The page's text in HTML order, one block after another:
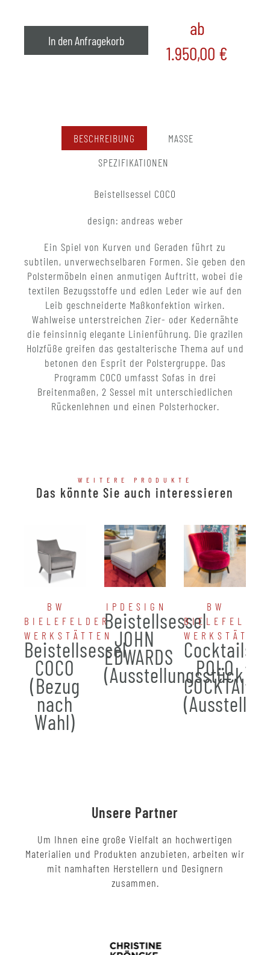
In den Anfragekorb
ab
1.950,00 €
BESCHREIBUNG
MASSE
SPEZIFIKATIONEN
Beistellsessel COCO
design: andreas weber
Ein Spiel von Kurven und Geraden führt zu
subtilen, unverwechselbaren Formen. Sie geben den
Polstermöbeln einen anmutigen Auftritt, wobei die
textilen Bezugsstoffe und edlen Leder wie auf den
Leib geschneiderte Maßkonfektion wirken.
Wahlweise unterstreichen Zier- oder Kedernähte
die feinsinnig elegante Linienführung. Die grazilen
Holzfüße greifen das gestalterische Thema auf und
betonen den Esprit der Polstergruppe. Das
Programm COCO umfasst Sofas in drei
Breitenmaßen, 2 Sessel mit unterschiedlichen
Rückenlehnen und einen Polsterhocker.
WEITERE PRODUKTE
Das könnte Sie auch interessieren
BW
BIELEFELDER
WERKSTÄTTEN
Beistellsessel
COCO
(Bezug
nach
Wahl)
IPDESIGN
Beistellsessel
JOHN
EDWARDS
(Ausstellungsstück)
BW
BIELEFELDER
POLO
COCKTAIL
Unsere Partner
Um Ihnen eine große Vielfalt an hochwertigen
Materialien und Produkten anzubieten, arbeiten wir
mit namhaften Herstellern und Designern
zusammen.